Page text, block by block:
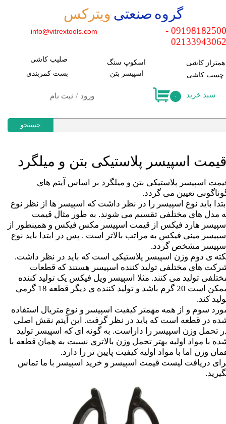
ورود / ثبت نام
حساب کاربری من
تغییر کلمه عبور
سفارشات
​گروه صنعتی ویترکس
جستجو
۰ سبد خرید
09198182500 -
​همتراز کاشی صلیب کاشی
​چسب کاشی
اسکوپ سنگ
اسپیسر بتن
​بست کمربندی
info@vitrextools.com
اسپیسر پلاستیکی بتن و میلگرد
اسپیسر پلاستیکی بتن و میلگرد بر اساس آیتم های
تعیین می گردد.
باید نوع اسپیسر را در نظر داشت که اسپیسر ها از نظر نوع
مدل های مختلفی تقسیم می شوند. به طور مثال قیمت
هارد فیکس از قیمت اسپیسر مکس فیکس و همینطور از
مینی فیکس به مراتب بالاتر است . پس در ابتدا باید نوع
مشخص گردد.
ی دوم وزن اسپیسر پلاستیکی است که باید در نظر داشت.
های مختلفی تولید کننده اسپیسر هستند که قطعات
تولید می کنند. مثلا اسپیسر ویل فیکس یک تولید کننده
ممکن است 20 گرم باشد و تولید کننده ی دیگر قطعه 18 گرمی
کند.
سوم و از همه مهمتر کیفیت اسپیسر و نوع متریال استفاده
در قطعه است که باید در نظر گرفت. این آیتم نقش اصلی
تحمل وزن اسپیسر را داراست. به گونه ای که اسپیسر تولید
با مواد اولیه بهتر تحمل وزن بالاتری نسبت به همان قطعه با
وزن اما با مواد اولیه کیفیت پایین تر را دارد.
دریافت لیست قیمت اسپیسر و خرید اسپیسر با ما تماس